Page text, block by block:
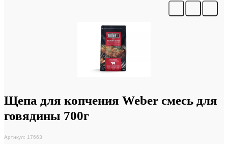
Щепа для копчения Weber смесь для
говядины 700г
Артикул: 17663